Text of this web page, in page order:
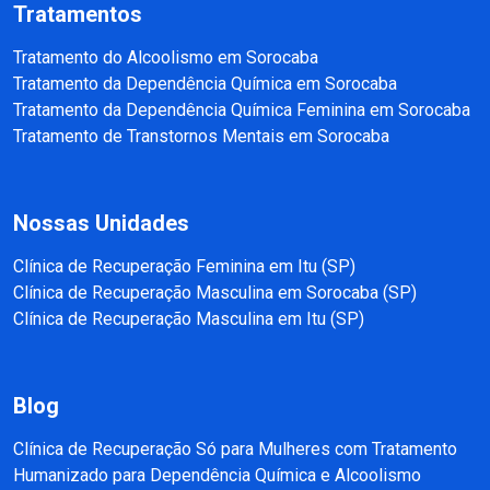
Tratamentos
Tratamento do Alcoolismo em Sorocaba
Tratamento da Dependência Química em Sorocaba
Tratamento da Dependência Química Feminina em Sorocaba
Tratamento de Transtornos Mentais em Sorocaba
Nossas Unidades
Clínica de Recuperação Feminina em Itu (SP)
Clínica de Recuperação Masculina em Sorocaba (SP)
Clínica de Recuperação Masculina em Itu (SP)
Blog
Clínica de Recuperação Só para Mulheres com Tratamento
Humanizado para Dependência Química e Alcoolismo